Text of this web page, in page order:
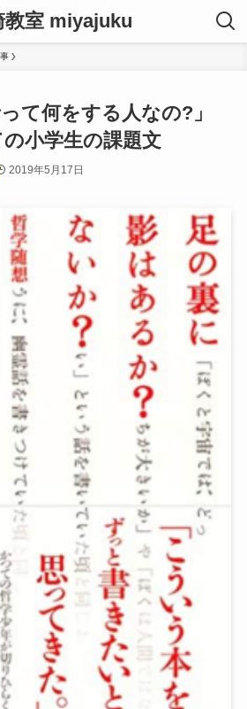
教室 miyajuku
って何をする人なの?」
小学生の課題文
2019年5月17日